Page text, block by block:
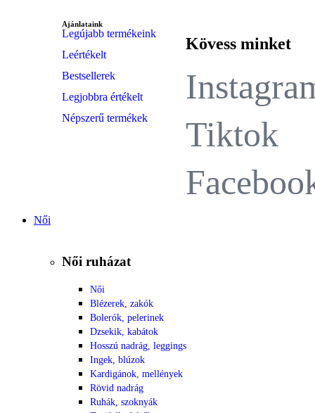
Ajánlataink
Legújabb termékeink
Leértékelt
Bestsellerek
Legjobbra értékelt
Népszerű termékek
Kövess minket
Tiktok
Női
Női ruházat
Női
Blézerek, zakók
Bolerók, pelerinek
Dzsekik, kabátok
Hosszú nadrág, leggings
Ingek, blúzok
Kardigánok, mellények
Rövid nadrág
Ruhák, szoknyák